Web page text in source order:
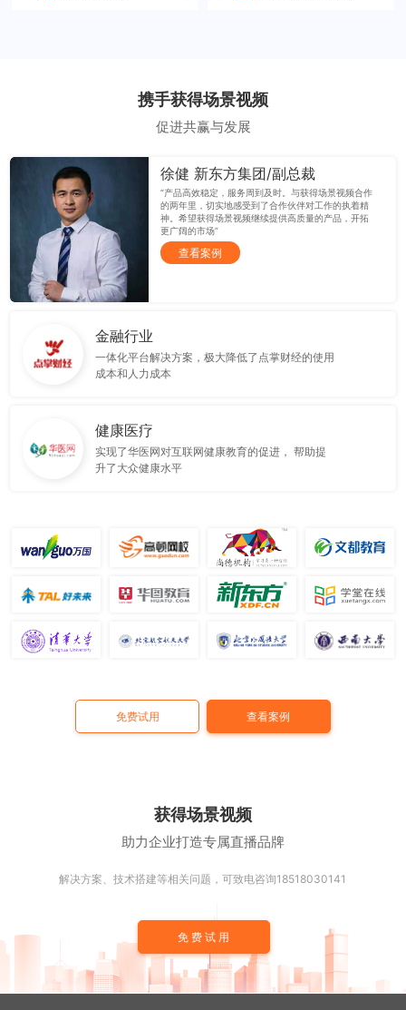
携手获得场景视频
促进共赢与发展
徐健 新东方集团/副总裁
“产品高效稳定，服务周到及时。与获得场景视频合作
的两年里，切实地感受到了合作伙伴对工作的执着精
神。希望获得场景视频继续提供高质量的产品，开拓
更广阔的市场”
查看案例
金融行业
一体化平台解决方案，极大降低了点掌财经的使用
成本和人力成本
健康医疗
实现了华医网对互联网健康教育的促进， 帮助提
升了大众健康水平
免费试用 查看案例
获得场景视频
助力企业打造专属直播品牌
解决方案、技术搭建等相关问题，可致电咨询18518030141
免费试用